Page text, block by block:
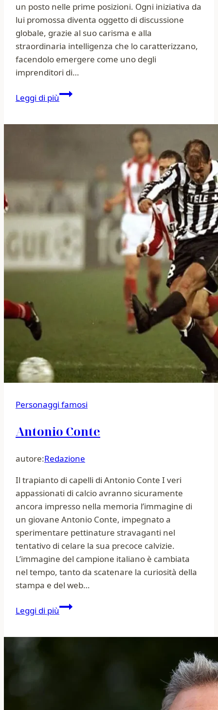
un posto nelle prime posizioni. Ogni iniziativa da
lui promossa diventa oggetto di discussione
globale, grazie al suo carisma e alla
straordinaria intelligenza che lo caratterizzano,
facendolo emergere come uno degli
imprenditori di…
Leggi di piùElon
Personaggi famosi
Antonio Conte
autore:Redazione
Il trapianto di capelli di Antonio Conte I veri
appassionati di calcio avranno sicuramente
ancora impresso nella memoria l’immagine di
un giovane Antonio Conte, impegnato a
sperimentare pettinature stravaganti nel
tentativo di celare la sua precoce calvizie.
L’immagine del campione italiano è cambiata
nel tempo, tanto da scatenare la curiosità della
stampa e del web…
Leggi di piùAntonio